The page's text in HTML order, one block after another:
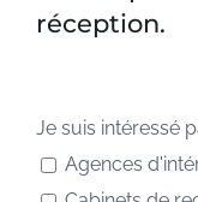
réception.
Je suis intéressé
Agences